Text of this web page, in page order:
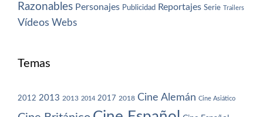
Razonables Personajes Publicidad Reportajes Serie Trailers
Vídeos Webs
Temas
2012 2013 2013 2014 2017 2018 Cine Alemán Cine Asiático